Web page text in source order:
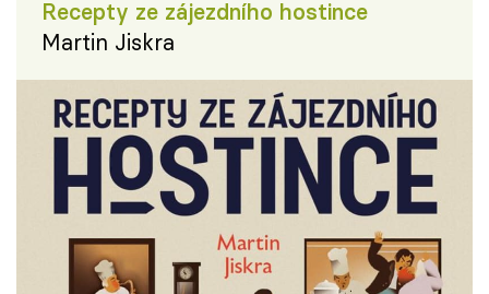
Recepty ze zájezdního hostince
Martin Jiskra